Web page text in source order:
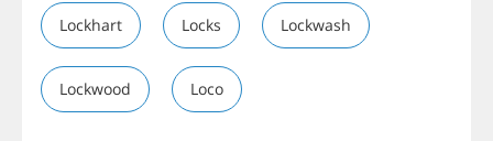
Lockhart Locks Lockwash
Lockwood Loco